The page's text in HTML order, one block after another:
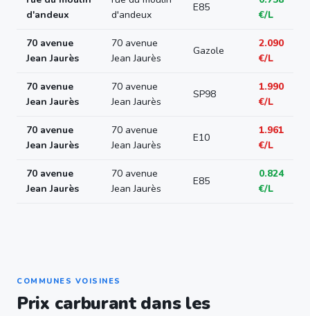
d'andeux
d'andeux
E85
€/L
70 avenue
Jean Jaurès
70 avenue
Jean Jaurès
Gazole
2.090
€/L
70 avenue
Jean Jaurès
70 avenue
Jean Jaurès
SP98
1.990
€/L
70 avenue
Jean Jaurès
70 avenue
Jean Jaurès
E10
1.961
€/L
70 avenue
Jean Jaurès
70 avenue
Jean Jaurès
E85
0.824
€/L
COMMUNES VOISINES
Prix carburant dans les